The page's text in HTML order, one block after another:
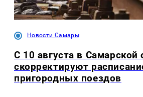
Новости Самары
С 10 августа в Самарской
скорректируют
пригородных поездов